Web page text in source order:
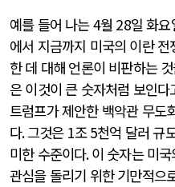
예를 들어 나는4월 28일 화요
에서 지금까지 미국의 이란 전
한 데 대해 언론이 비판하는
은 이것이 큰 숫자처럼 보인다
트럼프가 제안한 백악관 무도
다.그것은 1조5천억 달러 규
미한 수준이다.이 숫자는 미
관심을 돌리기 위한 기만적으